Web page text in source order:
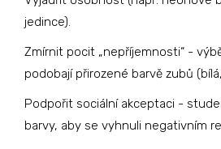
jedince).
Zmírnit pocit „nepříjemnosti“ -
podobají přirozené barvě zubů
Podpořit sociální akceptaci -
barvy, aby se vyhnuli negativním